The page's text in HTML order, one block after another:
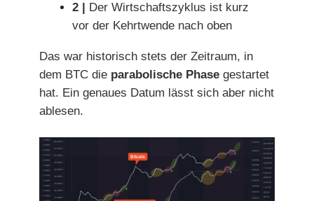
2 |
Der Wirtschaftszyklus ist kurz
vor der Kehrtwende nach oben
Das war historisch stets der Zeitraum, in
dem BTC die parabolische Phase gestartet
hat. Ein genaues Datum lässt sich aber nicht
ablesen.